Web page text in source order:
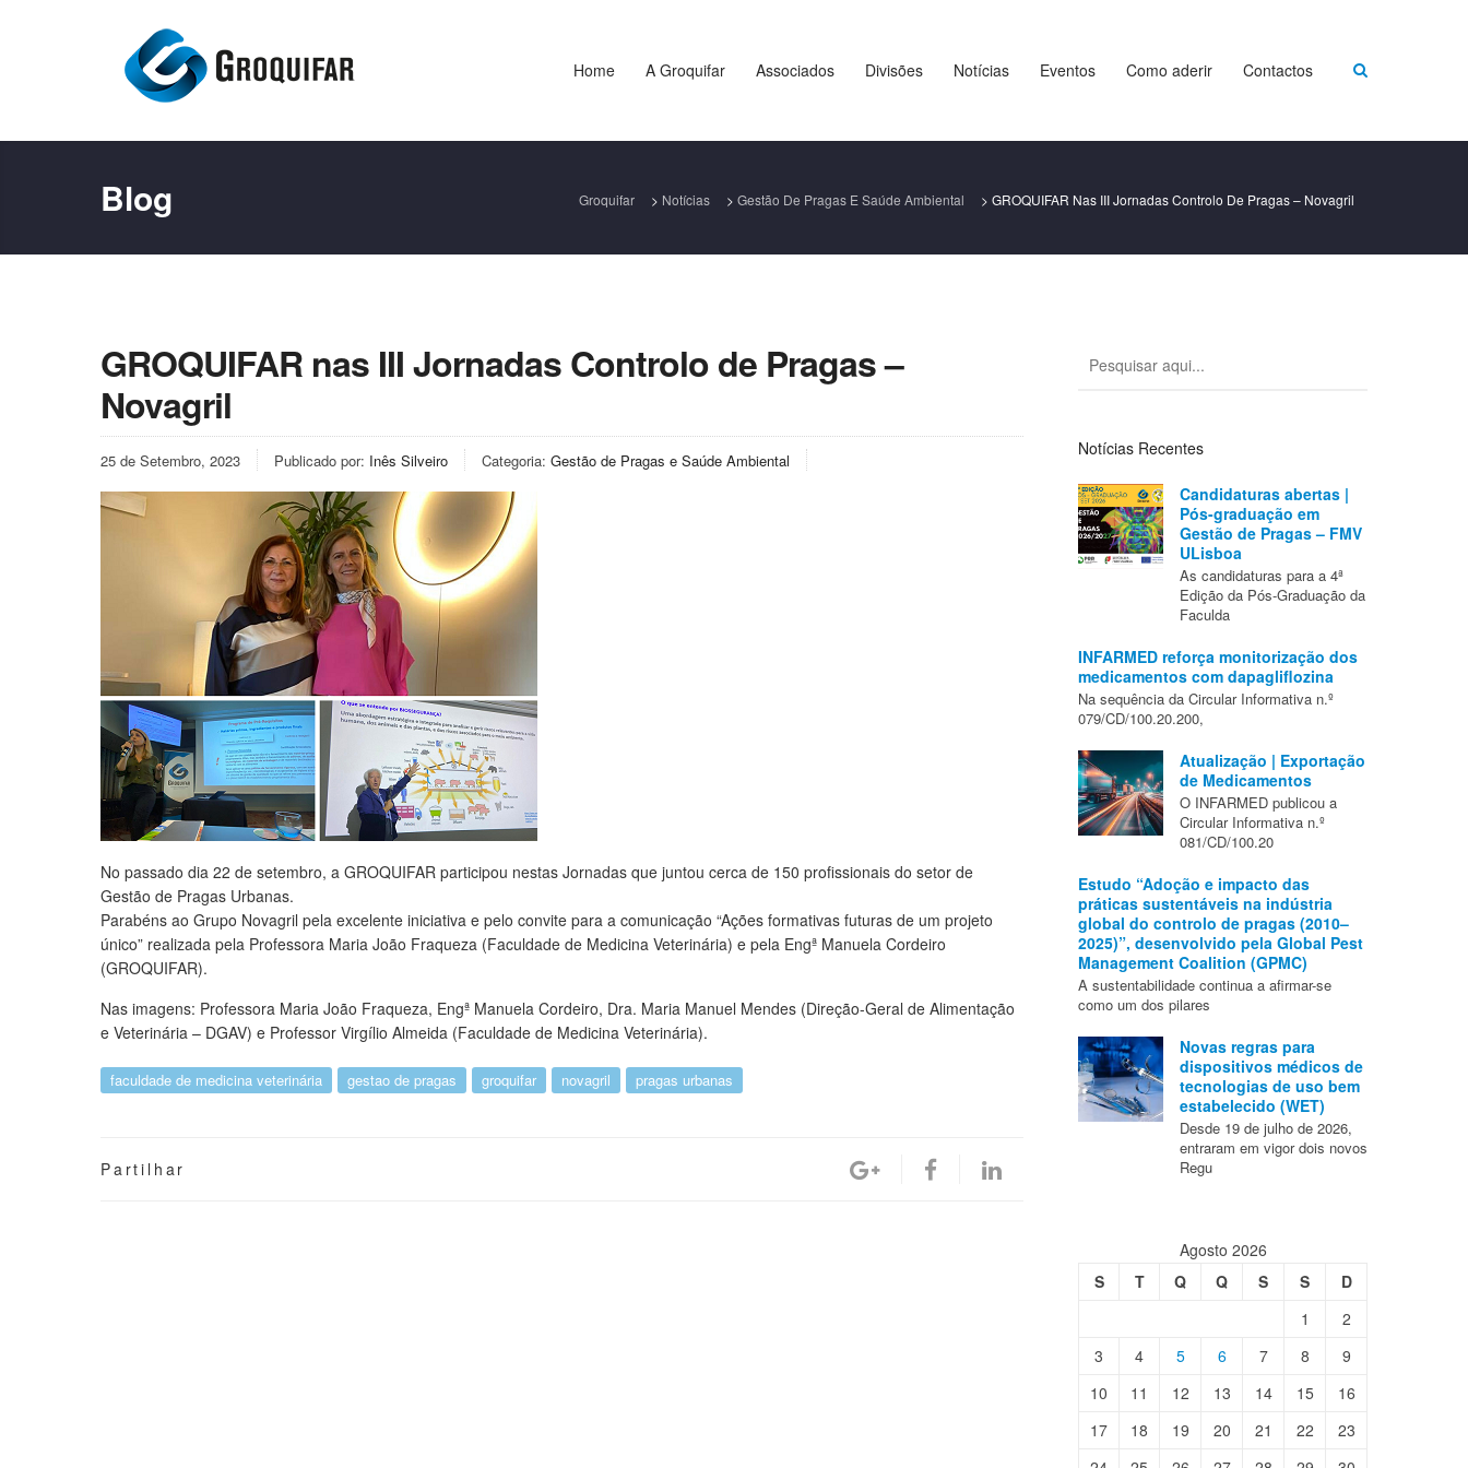
Home A Groquifar Associados Divisões Notícias Eventos Como aderir Contactos
Blog Groquifar > Notícias > Gestão De Pragas E Saúde Ambiental > GROQUIFAR Nas III Jornadas Controlo De Pragas – Novagril
GROQUIFAR nas III Jornadas Controlo de Pragas –
Novagril
25 de Setembro, 2023 Publicado por: Inês Silveiro Categoria: Gestão de Pragas e Saúde Ambiental
No passado dia 22 de setembro, a GROQUIFAR participou nestas Jornadas que juntou cerca de 150 profissionais do setor de
Gestão de Pragas Urbanas.
Parabéns ao Grupo Novagril pela excelente iniciativa e pelo convite para a comunicação “Ações formativas futuras de um projeto
único” realizada pela Professora Maria João Fraqueza (Faculdade de Medicina Veterinária) e pela Engª Manuela Cordeiro
(GROQUIFAR).
Nas imagens: Professora Maria João Fraqueza, Engª Manuela Cordeiro, Dra. Maria Manuel Mendes (Direção-Geral de Alimentação
e Veterinária – DGAV) e Professor Virgílio Almeida (Faculdade de Medicina Veterinária).
faculdade de medicina veterinária gestao de pragas groquifar novagril pragas urbanas
Partilhar
Notícias Recentes
Candidaturas abertas |
Pós-graduação em
Gestão de Pragas – FMV
ULisboa
As candidaturas para a 4ª
Edição da Pós-Graduação da
Faculda
INFARMED reforça monitorização dos
medicamentos com dapagliflozina
Na sequência da Circular Informativa n.º
079/CD/100.20.200,
Atualização | Exportação
de Medicamentos
O INFARMED publicou a
Circular Informativa n.º
081/CD/100.20
Estudo “Adoção e impacto das
práticas sustentáveis na indústria
global do controlo de pragas (2010–
2025)”, desenvolvido pela Global Pest
Management Coalition (GPMC)
A sustentabilidade continua a afirmar-se
como um dos pilares
Novas regras para
dispositivos médicos de
tecnologias de uso bem
estabelecido (WET)
Desde 19 de julho de 2026,
entraram em vigor dois novos
Regu
Agosto 2026
S
T Q Q S S
D
1
2
3
4 5 6 7 8
9
10
11 12 13 14 15
16
17
18 19 20 21 22
23